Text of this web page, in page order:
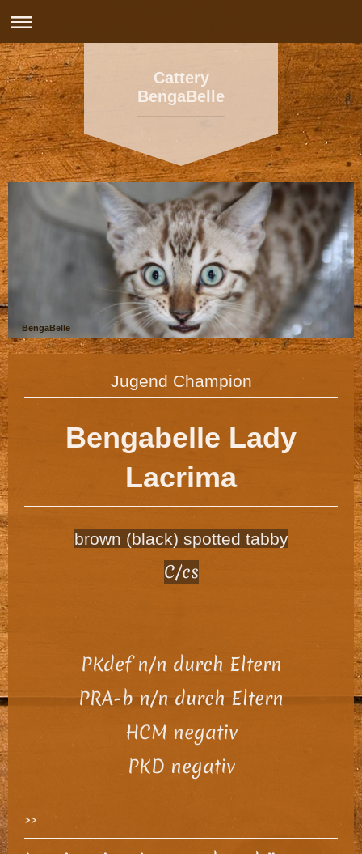
Cattery
BengaBelle
BengaBelle
Jugend Champion
Bengabelle Lady
Lacrima
brown (black) spotted tabby
C/cs
PKdef n/n durch Eltern
PRA-b n/n durch Eltern
HCM negativ
PKD negativ
>>